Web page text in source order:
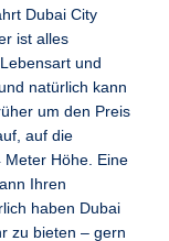
Dubai City
ist alles
und
natürlich kann
um den Preis
auf die
Meter Höhe. Eine
Ihren
haben Dubai
zu bieten – gern